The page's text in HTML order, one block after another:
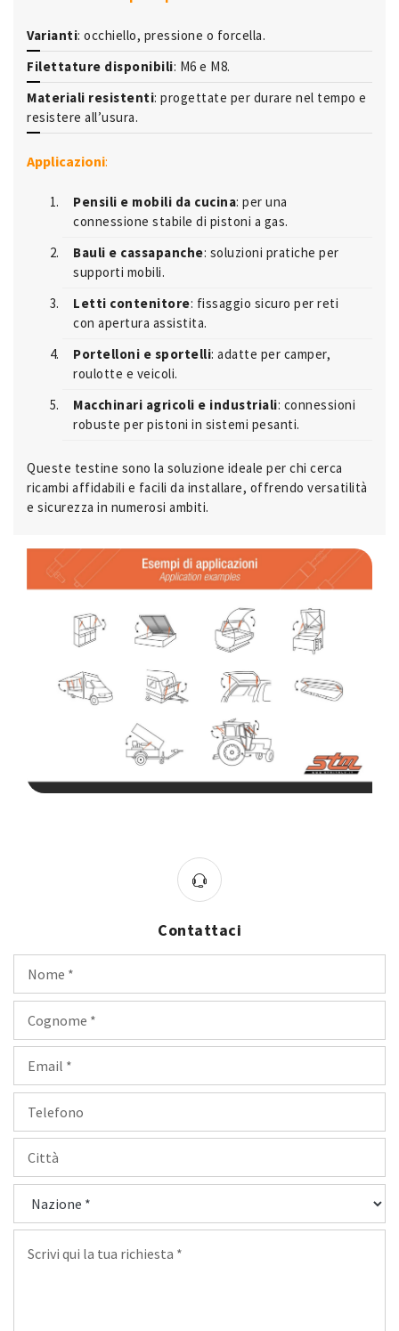
Varianti: occhiello, pressione o forcella.
Filettature disponibili: M6 e M8.
Materiali resistenti: progettate per durare nel tempo e
resistere all’usura.
Applicazioni:
Pensili e mobili da cucina: per una
connessione stabile di pistoni a gas.
Bauli e cassapanche: soluzioni pratiche per
supporti mobili.
Letti contenitore: fissaggio sicuro per reti
con apertura assistita.
Portelloni e sportelli: adatte per camper,
roulotte e veicoli.
Macchinari agricoli e industriali: connessioni
robuste per pistoni in sistemi pesanti.
Queste testine sono la soluzione ideale per chi cerca
ricambi affidabili e facili da installare, offrendo versatilità
e sicurezza in numerosi ambiti.
Contattaci